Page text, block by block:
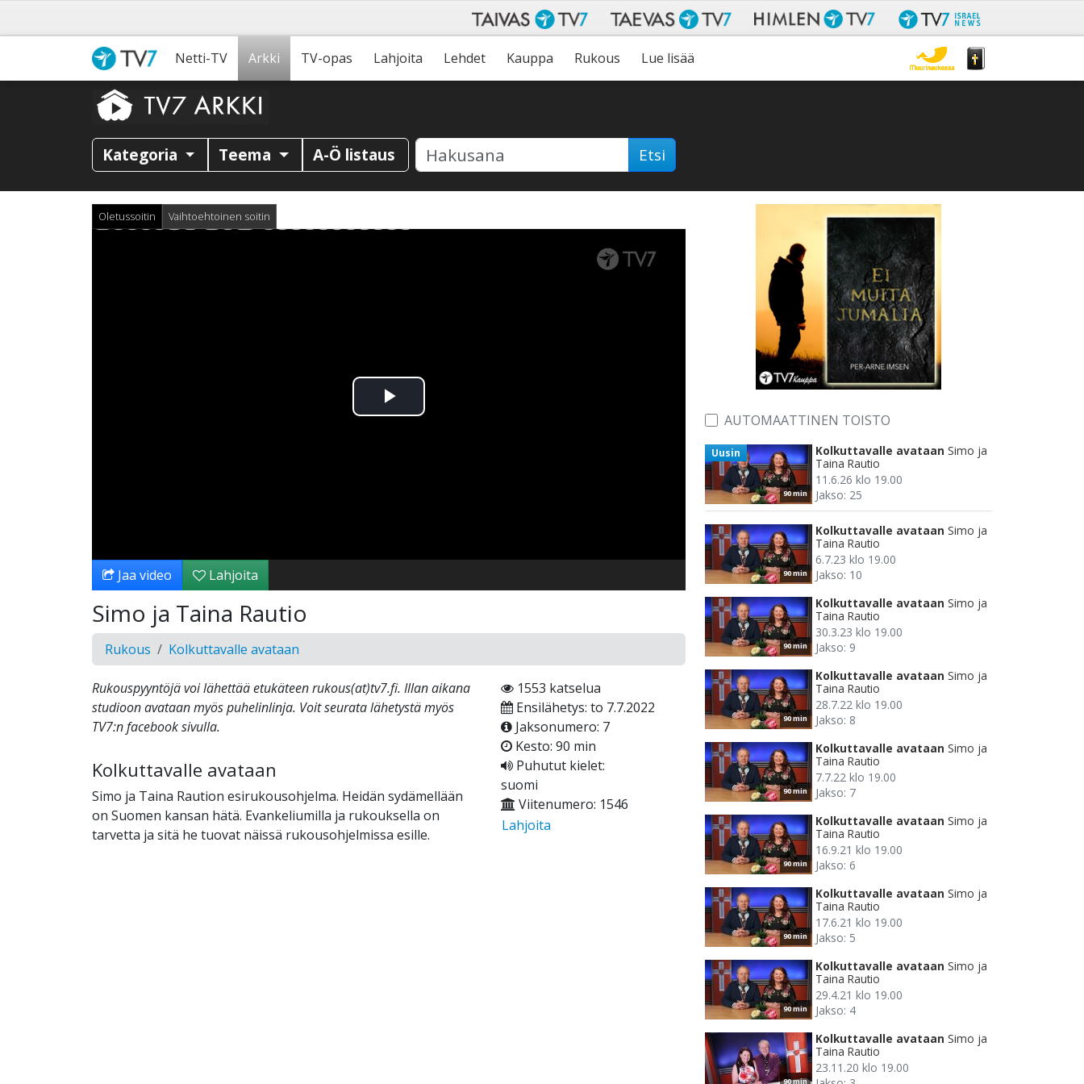
Netti-TV Arkki TV-opas Lahjoita Lehdet Kauppa Rukous Lue lisää
Kategoria Teema A-Ö listaus Etsi
Oletussoitin Vaihtoehtoinen soitin
Toista
Jaa video Lahjoita
Simo ja Taina Rautio
Rukous Kolkuttavalle avataan
Rukouspyyntöjä voi lähettää etukäteen rukous(at)tv7.fi. Illan aikana
studioon avataan myös puhelinlinja. Voit seurata lähetystä myös
TV7:n facebook sivulla.
Kolkuttavalle avataan
Simo ja Taina Raution esirukousohjelma. Heidän sydämellään
on Suomen kansan hätä. Evankeliumilla ja rukouksella on
tarvetta ja sitä he tuovat näissä rukousohjelmissa esille.
1553 katselua
Ensilähetys: to 7.7.2022
Jaksonumero: 7
Kesto: 90 min
Puhutut kielet:
suomi
Viitenumero: 1546
Lahjoita
AUTOMAATTINEN TOISTO
90 min
Uusin Kolkuttavalle avataan Simo ja
Taina Rautio
11.6.26 klo 19.00
Jakso: 25
90 min
Kolkuttavalle avataan Simo ja
Taina Rautio
6.7.23 klo 19.00
Jakso: 10
90 min
Kolkuttavalle avataan Simo ja
Taina Rautio
30.3.23 klo 19.00
Jakso: 9
90 min
Kolkuttavalle avataan Simo ja
Taina Rautio
28.7.22 klo 19.00
Jakso: 8
90 min
Kolkuttavalle avataan Simo ja
Taina Rautio
7.7.22 klo 19.00
Jakso: 7
90 min
Kolkuttavalle avataan Simo ja
Taina Rautio
16.9.21 klo 19.00
Jakso: 6
90 min
Kolkuttavalle avataan Simo ja
Taina Rautio
17.6.21 klo 19.00
Jakso: 5
90 min
Kolkuttavalle avataan Simo ja
Taina Rautio
29.4.21 klo 19.00
Jakso: 4
90 min
Kolkuttavalle avataan Simo ja
Taina Rautio
23.11.20 klo 19.00